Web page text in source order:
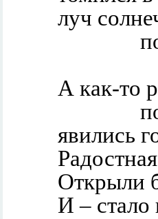
луч
А как-то
явились
Открыли
И – стало